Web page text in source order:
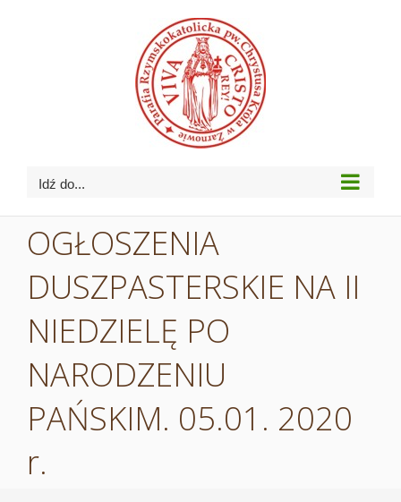
Idź do...
OGŁOSZENIA
DUSZPASTERSKIE NA II
NIEDZIELĘ PO
NARODZENIU
PAŃSKIM. 05.01. 2020
r.